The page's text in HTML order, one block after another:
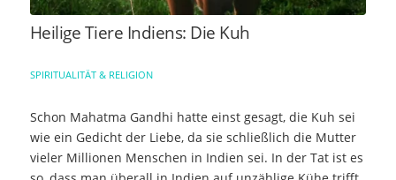
Heilige Tiere Indiens: Die Kuh
SPIRITUALITÄT & RELIGION
Schon Mahatma Gandhi hatte einst gesagt, die Kuh sei
wie ein Gedicht der Liebe, da sie schließlich die Mutter
vieler Millionen Menschen in Indien sei. In der Tat ist es